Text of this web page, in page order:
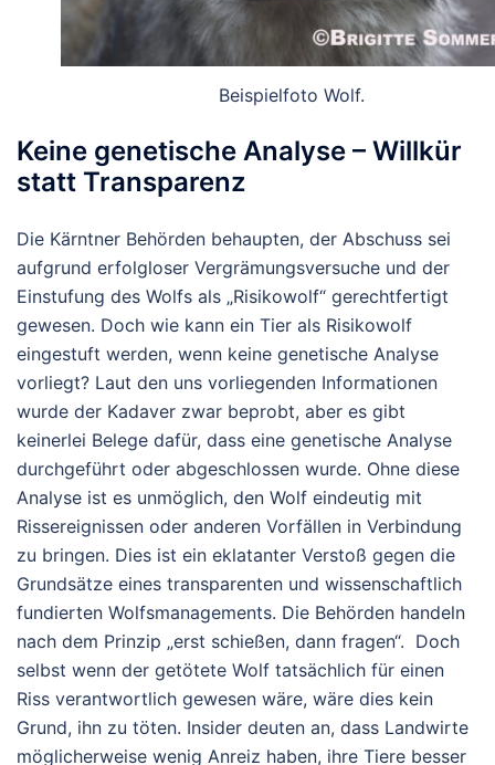
Beispielfoto Wolf.
Keine genetische Analyse – Willkür
statt Transparenz
Die Kärntner Behörden behaupten, der Abschuss sei
aufgrund erfolgloser Vergrämungsversuche und der
Einstufung des Wolfs als „Risikowolf“ gerechtfertigt
gewesen. Doch wie kann ein Tier als Risikowolf
eingestuft werden, wenn keine genetische Analyse
vorliegt? Laut den uns vorliegenden Informationen
wurde der Kadaver zwar beprobt, aber es gibt
keinerlei Belege dafür, dass eine genetische Analyse
durchgeführt oder abgeschlossen wurde. Ohne diese
Analyse ist es unmöglich, den Wolf eindeutig mit
Rissereignissen oder anderen Vorfällen in Verbindung
zu bringen. Dies ist ein eklatanter Verstoß gegen die
Grundsätze eines transparenten und wissenschaftlich
fundierten Wolfsmanagements. Die Behörden handeln
nach dem Prinzip „erst schießen, dann fragen“. Doch
selbst wenn der getötete Wolf tatsächlich für einen
Riss verantwortlich gewesen wäre, wäre dies kein
Grund, ihn zu töten. Insider deuten an, dass Landwirte
möglicherweise wenig Anreiz haben, ihre Tiere besser